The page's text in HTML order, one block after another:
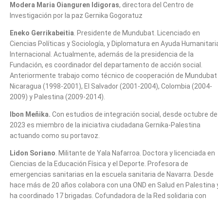
Modera Maria Oianguren Idigoras, directora del Centro de
Investigación por la paz Gernika Gogoratuz
Eneko Gerrikabeitia . Presidente de Mundubat. Licenciado en
Ciencias Políticas y Sociología, y Diplomatura en Ayuda
Internacional. Actualmente, además de la presidencia de la
Fundación, es coordinador del departamento de acción social.
Anteriormente trabajo como técnico de cooperación de Mundubat
Nicaragua (1998-2001), El Salvador (2001-2004), Colombia (2004-
2009) y Palestina (2009-2014).
Ibon Meñika. Con estudios de integración social, desde octubre de
2023 es miembro de la iniciativa ciudadana Gernika-Palestina
actuando como su portavoz.
Lidon Soriano . Militante de Yala Nafarroa. Doctora y licenciada en
Ciencias de la Educación Física y el Deporte. Profesora de
emergencias sanitarias en la escuela sanitaria de Navarra. Desde
hace más de 20 años colabora con una OND en Salud en Palestina
ha coordinado 17 brigadas. Cofundadora de la Red solidaria con